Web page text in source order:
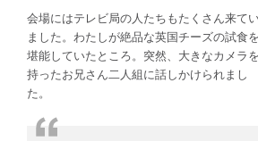
会場にはテレビ局の人たちもたくさん来て
ました。わたしが絶品な英国チーズの試食を
堪能していたところ。突然、大きなカメラを
持ったお兄さん二人組に話しかけられまし
た。